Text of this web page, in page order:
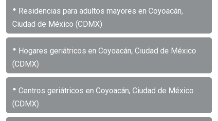
• Residencias para adultos mayores en Coyoacán,
Ciudad de México (CDMX)
• Hogares geriátricos en Coyoacán, Ciudad de México
(CDMX)
• Centros geriátricos en Coyoacán, Ciudad de México
(CDMX)